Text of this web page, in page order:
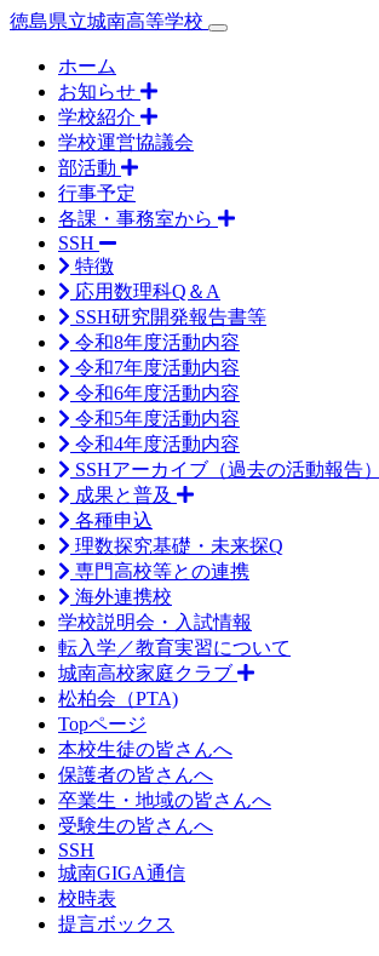
徳島県立城南高等学校
ホーム
お知らせ
学校紹介
学校運営協議会
部活動
行事予定
各課・事務室から
SSH
特徴
応用数理科Q＆A
SSH研究開発報告書等
令和8年度活動内容
令和7年度活動内容
令和6年度活動内容
令和5年度活動内容
令和4年度活動内容
SSHアーカイブ（過去の活動報告）
成果と普及
各種申込
理数探究基礎・未来探Q
専門高校等との連携
海外連携校
学校説明会・入試情報
転入学／教育実習について
城南高校家庭クラブ
松柏会（PTA)
Topページ
本校生徒の皆さんへ
保護者の皆さんへ
卒業生・地域の皆さんへ
受験生の皆さんへ
SSH
城南GIGA通信
校時表
提言ボックス